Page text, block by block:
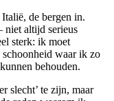
de bergen in.
niet altijd serieus
sterk: ik moet
waar ik zo
behouden.
slecht’ te zijn, maar